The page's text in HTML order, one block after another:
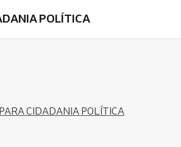
POLÍTICA
CIDADANIA POLÍTICA